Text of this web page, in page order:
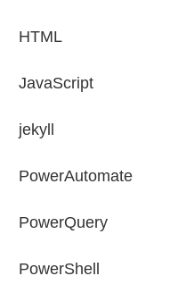
HTML
JavaScript
jekyll
PowerAutomate
PowerQuery
PowerShell